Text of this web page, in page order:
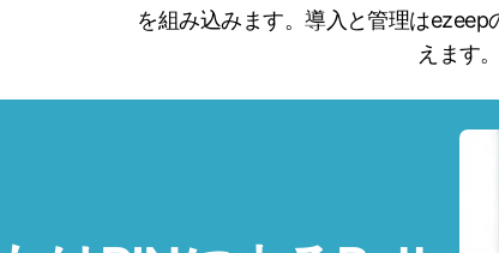
を組み込みます。導入と管理は
えます。